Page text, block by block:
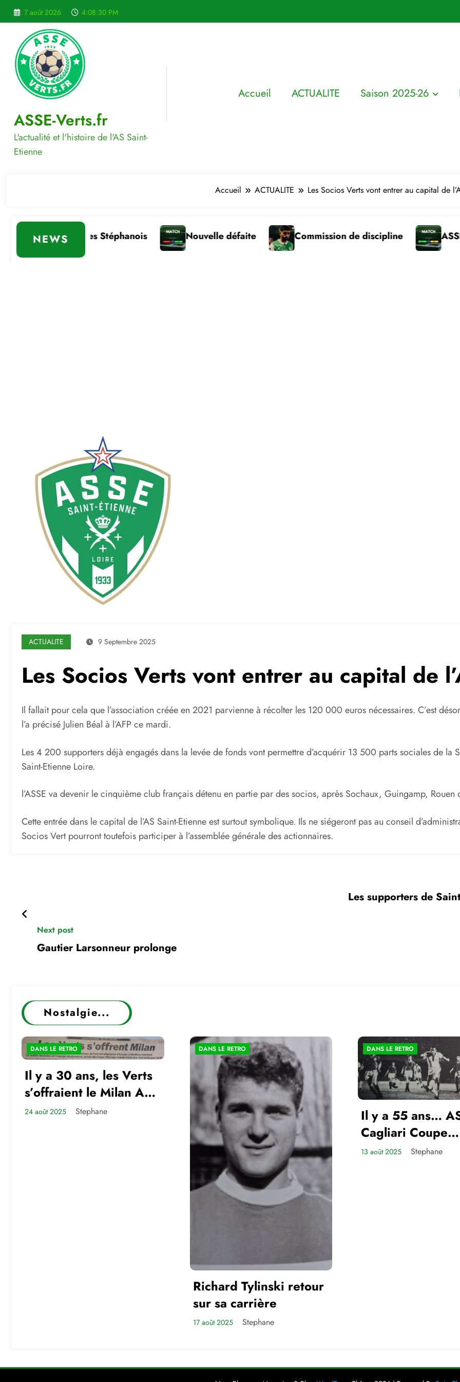
Aller
7 août 2026 4:08:31 PM
ASSE-Verts.fr
L'actualité et l'histoire de l'AS Saint-
Etienne
Accueil ACTUALITE Saison 2025-26
Accueil ACTUALITE Les Socios Verts vont entrer au capital de
NEWS
des Stéphanois Nouvelle défaite Commission de discipline ASSE – Pau
ACTUALITE 9 Septembre 2025
Les Socios Verts vont entrer au capital de
Il fallait pour cela que l’association créée en 2021 parvienne à récolter les 120 000 euros nécessaires. C’est
l’a précisé Julien Béal à l’AFP ce mardi.
Les 4 200 supporters déjà engagés dans la levée de fonds vont permettre d’acquérir 13 500 parts sociales de la
Saint-Etienne Loire.
l’ASSE va devenir le cinquième club français détenu en partie par des socios, après Sochaux, Guingamp, Rouen
Cette entrée dans le capital de l’AS Saint-Etienne est surtout symbolique. Ils ne siégeront pas au conseil
Socios Vert pourront toutefois participer à l’assemblée générale des actionnaires.
Les supporters de
Next post
Gautier Larsonneur prolonge
Nostalgie...
DANS LE RETRO
Il y a 30 ans, les Verts
s’offraient le Milan AC
en amical
24 août 2025 Stephane
DANS LE RETRO
Richard Tylinski retour
sur sa carrière
17 août 2025 Stephane
DANS LE RETRO
Il y a 55 ans…
Cagliari Coupe
d’Europe des
13 août 2025 Stephane